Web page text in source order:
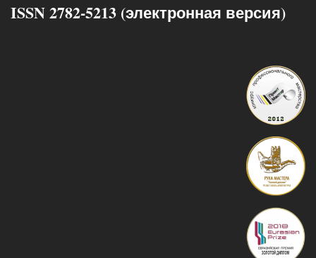
ISSN 2782-5213 (электронная версия)